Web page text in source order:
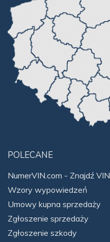
POLECANE
NumerVIN.com - Znajdź VIN
Wzory wypowiedzeń
Umowy kupna sprzedaży
Zgłoszenie sprzedaży
Zgłoszenie szkody